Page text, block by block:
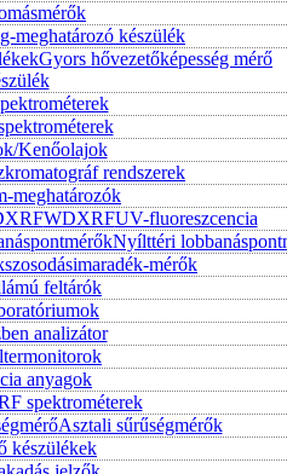
meghatározó készülék
Gyors hővezetőképesség mérő
Kenőolajok
rendszerek
meghatározók
WDXRFUV-fluoreszcencia
Nyílttéri
mérők
feltárók
analizátor
anyagok
spektrométerek
Asztali sűrűségmérők
készülékek